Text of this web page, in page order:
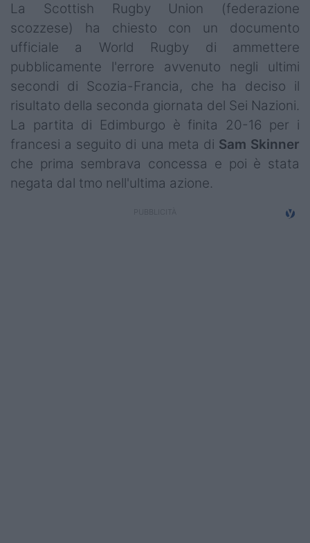
Rugby World Cup
Super Rugby
Rugby in TV
Mercato
Serie A Elite
Campionati
La Scottish Rugby Union (federazione
scozzese) ha chiesto con un documento
ufficiale a World Rugby di ammettere
pubblicamente l'errore avvenuto negli ultimi
secondi di Scozia-Francia, che ha deciso il
risultato della seconda giornata del Sei Nazioni.
La partita di Edimburgo è finita 20-16 per i
francesi a seguito di una meta di Sam Skinner
che prima sembrava concessa e poi è stata
negata dal tmo nell'ultima azione.